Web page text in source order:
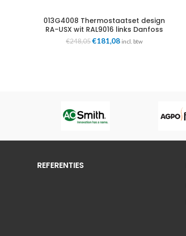
013G4008 Thermostaatset design
RA-USX wit RAL9016 links Danfoss
€248,05Oorspronkelijke
€181,08Huidige
incl. btw
REFERENTIES